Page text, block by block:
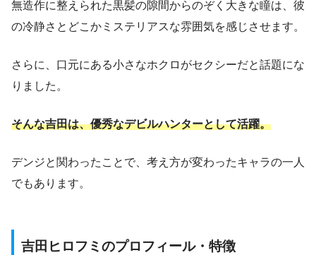
無造作に整えられた黒髪の隙間からのぞく大きな瞳は、彼
の冷静さとどこかミステリアスな雰囲気を感じさせます。
さらに、口元にある小さなホクロがセクシーだと話題にな
りました。
そんな吉田は、優秀なデビルハンターとして活躍。
デンジと関わったことで、考え方が変わったキャラの一人
でもあります。
吉田ヒロフミのプロフィール・特徴